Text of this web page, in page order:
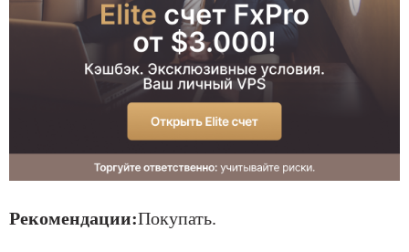
Рекомендации:Покупать.